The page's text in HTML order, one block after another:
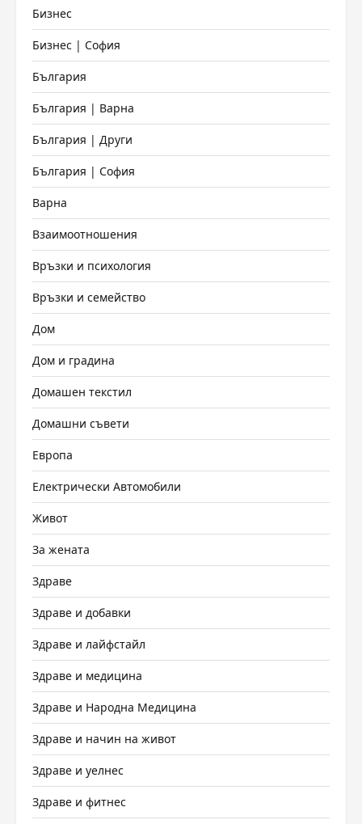
Бизнес
Бизнес | София
България
България | Варна
България | Други
България | София
Варна
Взаимоотношения
Връзки и психология
Връзки и семейство
Дом
Дом и градина
Домашен текстил
Домашни съвети
Европа
Електрически Автомобили
Живот
За жената
Здраве
Здраве и добавки
Здраве и лайфстайл
Здраве и медицина
Здраве и Народна Медицина
Здраве и начин на живот
Здраве и уелнес
Здраве и фитнес